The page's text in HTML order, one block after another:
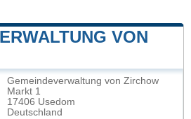
VON
Gemeindeverwaltung von Zirchow
Markt 1
17406 Usedom
Deutschland